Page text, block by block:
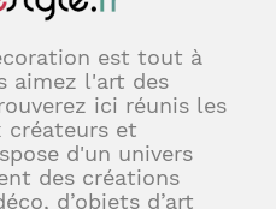
est tout à
aimez l'art des
ici réunis les
créateurs et
d'un univers
des créations
d’objets d’art